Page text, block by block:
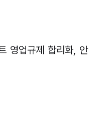
영업규제 합리화, 안